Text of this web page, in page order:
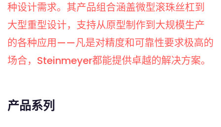
种设计需求。其产品组合涵盖微型滚珠丝杠到
大型重型设计，支持从原型制作到大规模生产
的各种应用——凡是对精度和可靠性要求极高的
场合，Steinmeyer都能提供卓越的解决方案。
产品系列